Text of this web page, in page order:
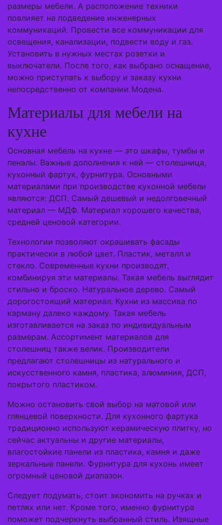
размеры мебели. А расположение техники
повлияет на подведение инженерных
коммуникаций. Провести все коммуникации для
освещения, канализации, подвести воду и газ.
Установить в нужных местах розетки и
выключатели. После того, как выбрано оснащение,
можно приступать к выбору и заказу кухни
непосредственно от компании Модена.
Материалы для мебели на
кухне
Основная мебель на кухне — это шкафы, тумбы и
пеналы. Важные дополнения к ней — столешница,
кухонный фартук, фурнитура. Основными
материалами при производстве кухонной мебели
являются: ДСП. Самый дешевый и недолговечный
материал — МДФ. Материал хорошего качества,
средней ценовой категории.
Технологии позволяют окрашивать фасады
практически в любой цвет. Пластик, металл и
стекло. Современные кухни производят,
комбинируя эти материалы. Такая мебель выглядит
стильно и броско. Натуральное дерево. Самый
дорогостоящий материал. Кухни из массива по
карману далеко каждому. Такая мебель
изготавливается на заказ по индивидуальным
размерам. Ассортимент материалов для
столешниц также велик. Производители
предлагают столешницы из натурального и
искусственного камня, пластика, алюминия, ДСП,
покрытого пластиком.
Можно остановить свой выбор на матовой или
глянцевой поверхности. Для кухонного фартука
традиционно используют керамическую плитку, но
сейчас актуальны и другие материалы,
влагостойкие панели из пластика, камня и даже
зеркальные панели. Фурнитура для кухонь имеет
огромный ценовой диапазон.
Следует подумать, стоит экономить на ручках и
петлях или нет. Кроме того, именно фурнитура
поможет подчеркнуть выбранный стиль. Изящные